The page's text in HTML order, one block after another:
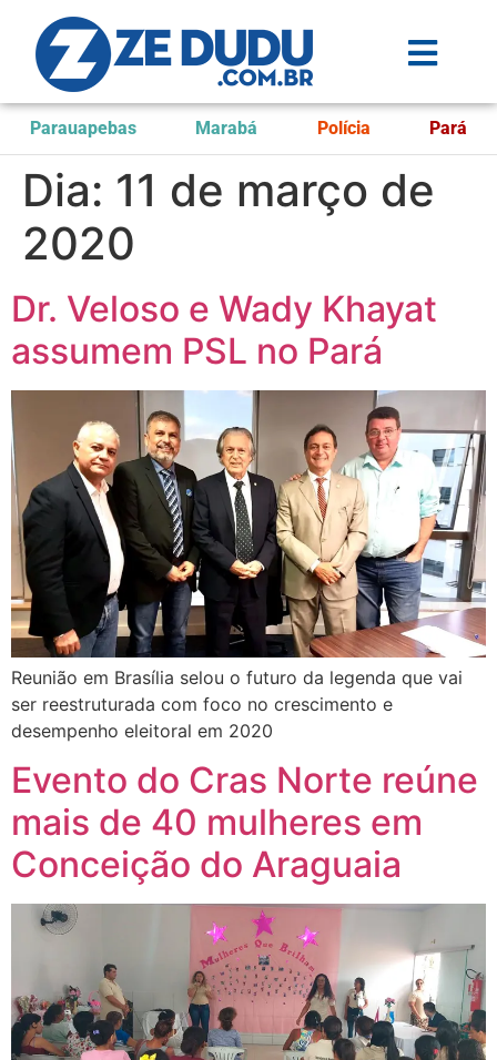
Parauapebas Marabá Polícia Pará
Dia: 11 de março de
2020
Dr. Veloso e Wady Khayat
assumem PSL no Pará
Reunião em Brasília selou o futuro da legenda que vai
ser reestruturada com foco no crescimento e
desempenho eleitoral em 2020
Evento do Cras Norte reúne
mais de 40 mulheres em
Conceição do Araguaia